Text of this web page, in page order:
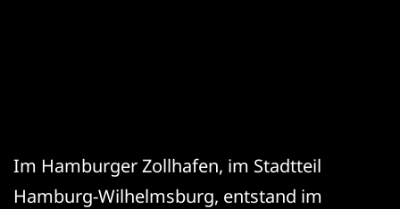
Im Hamburger Zollhafen, im Stadtteil
Hamburg-Wilhelmsburg, entstand im